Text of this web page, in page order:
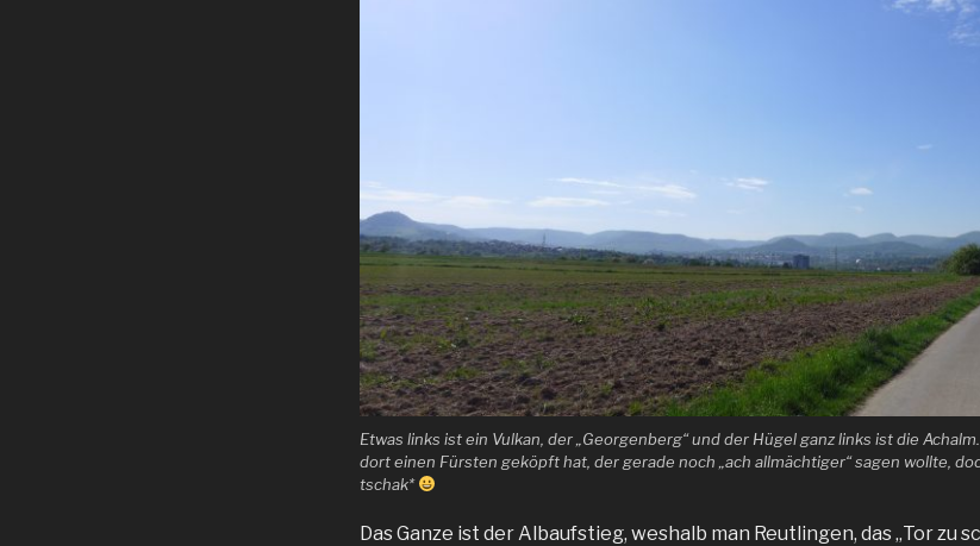
Etwas links ist ein Vulkan, der „Georgenberg“ und der Hügel ganz links ist die
dort einen Fürsten geköpft hat, der gerade noch „ach allmächtiger“ sagen wollte,
tschak*
Das Ganze ist der Albaufstieg, weshalb man Reutlingen, das „Tor zu